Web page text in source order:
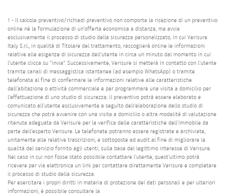
1 - Il calcola preventivo/richiedi preventivo non comporta la ricezione di un preventivo
online né la formulazione di un’offerta economica a distanza, ma avvia
esclusivamente il processo di studio della sicurezza personalizzato, in cui Verisure
Italy S.r.l., in qualità di Titolare del trattamento, raccoglierà online le informazioni
relative alle esigenze di sicurezza dell'utente in circa un minuto dal momento in cui
l’utente clicca su "invia". Successivamente, Verisure si metterà in contatto con l’utente
tramite canali di messaggistica istantanea (ad esempio WhatsApp) o tramite
telefonata al fine di confermare le informazioni relative alle caratteristiche
dell’abitazione o attività commerciale e per programmare una visita a domicilio per
l’effettuazione di uno studio di sicurezza; il preventivo potrà essere elaborato e
comunicato all’utente esclusivamente a seguito dell'elaborazione dello studio di
sicurezza che potrà avvenire con una visita a domicilio o altra modalità di valutazione
ritenuta adeguata da Verisure per la verifica delle caratteristiche dell’immobile da
parte dell’esperto Verisure. Le telefonate potranno essere registrate e archiviate,
unitamente alle relative trascrizioni, e sottoposte ad audit al fine di migliorare la
qualità del servizio fornito agli utenti, sulla base del legittimo interesse di Verisure.
Nel caso in cui non fosse stato possibile contattare l’utente, quest’ultimo potrà
ricevere per via elettronica un link per contattare direttamente Verisure e completare
il processo di studio della sicurezza.
Per esercitare i propri diritti in materia di protezione dei dati personali e per ulteriori
informazioni, è possibile consultare la